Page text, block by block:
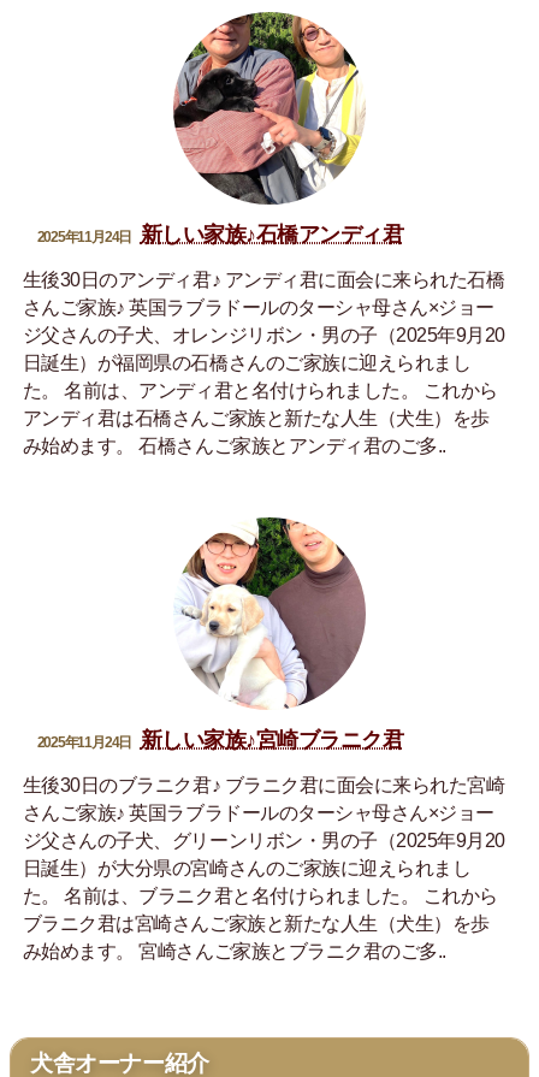
2025年11月24日 新しい家族♪石橋アンディ君
生後30日のアンディ君♪ アンディ君に面会に来られた石橋
さんご家族♪ 英国ラブラドールのターシャ母さん×ジョー
ジ父さんの子犬、オレンジリボン・男の子（2025年9月20
日誕生）が福岡県の石橋さんのご家族に迎えられまし
た。 名前は、アンディ君と名付けられました。 これから
アンディ君は石橋さんご家族と新たな人生（犬生）を歩
み始めます。 石橋さんご家族とアンディ君のご多..
2025年11月24日 新しい家族♪宮崎ブラニク君
生後30日のブラニク君♪ ブラニク君に面会に来られた宮崎
さんご家族♪ 英国ラブラドールのターシャ母さん×ジョー
ジ父さんの子犬、グリーンリボン・男の子（2025年9月20
日誕生）が大分県の宮崎さんのご家族に迎えられまし
た。 名前は、ブラニク君と名付けられました。 これから
ブラニク君は宮崎さんご家族と新たな人生（犬生）を歩
み始めます。 宮崎さんご家族とブラニク君のご多..
犬舎オーナー紹介